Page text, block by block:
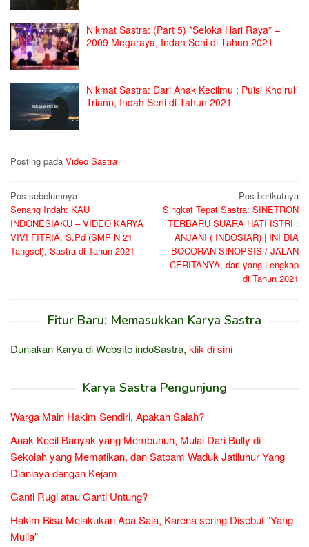
Nikmat Sastra: (Part 5) *Seloka Hari Raya* –
2009 Megaraya, Indah Seni di Tahun 2021
Nikmat Sastra: Dari Anak Kecilmu : Puisi Khoirul
Triann, Indah Seni di Tahun 2021
Posting pada Video Sastra
Navigasi
pos
Pos sebelumnya
Senang Indah: KAU
INDONESIAKU – VIDEO KARYA
VIVI FITRIA, S.Pd (SMP N 21
Tangsel), Sastra di Tahun 2021
Pos berikutnya
Singkat Tepat Sastra: SINETRON
TERBARU SUARA HATI ISTRI :
ANJANI ( INDOSIAR) | INI DIA
BOCORAN SINOPSIS / JALAN
CERITANYA, dari yang Lengkap
di Tahun 2021
Fitur Baru: Memasukkan Karya Sastra
Duniakan Karya di Website indoSastra, klik di sini
Karya Sastra Pengunjung
Warga Main Hakim Sendiri, Apakah Salah?
Anak Kecil Banyak yang Membunuh, Mulai Dari Bully di
Sekolah yang Mematikan, dan Satpam Waduk Jatiluhur Yang
Dianiaya dengan Kejam
Ganti Rugi atau Ganti Untung?
Hakim Bisa Melakukan Apa Saja, Karena sering Disebut “Yang
Mulia”